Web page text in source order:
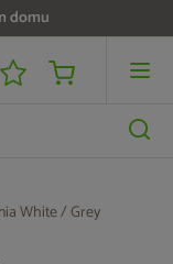
0%
White / Grey